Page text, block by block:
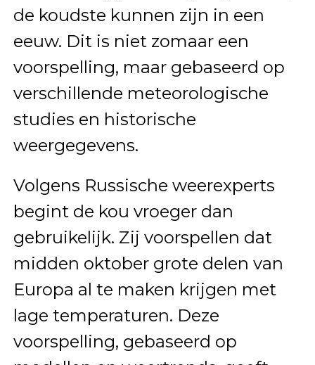
de koudste kunnen zijn in een
eeuw. Dit is niet zomaar een
voorspelling, maar gebaseerd op
verschillende meteorologische
studies en historische
weergegevens.
Volgens Russische weerexperts
begint de kou vroeger dan
gebruikelijk. Zij voorspellen dat
midden oktober grote delen van
Europa al te maken krijgen met
lage temperaturen. Deze
voorspelling, gebaseerd op